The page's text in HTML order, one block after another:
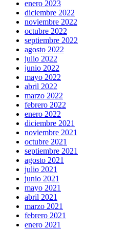
enero 2023
diciembre 2022
noviembre 2022
octubre 2022
septiembre 2022
agosto 2022
julio 2022
junio 2022
mayo 2022
abril 2022
marzo 2022
febrero 2022
enero 2022
diciembre 2021
noviembre 2021
octubre 2021
septiembre 2021
agosto 2021
julio 2021
junio 2021
mayo 2021
abril 2021
marzo 2021
febrero 2021
enero 2021